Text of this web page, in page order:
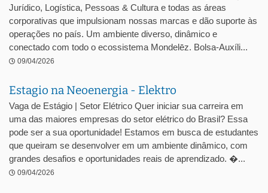
Jurídico, Logística, Pessoas & Cultura e todas as áreas
corporativas que impulsionam nossas marcas e dão suporte às
operações no país. Um ambiente diverso, dinâmico e
conectado com todo o ecossistema Mondelēz. Bolsa-Auxíli...
09/04/2026
Estagio na Neoenergia - Elektro
Vaga de Estágio | Setor Elétrico Quer iniciar sua carreira em
uma das maiores empresas do setor elétrico do Brasil? Essa
pode ser a sua oportunidade! Estamos em busca de estudantes
que queiram se desenvolver em um ambiente dinâmico, com
grandes desafios e oportunidades reais de aprendizado. �...
09/04/2026